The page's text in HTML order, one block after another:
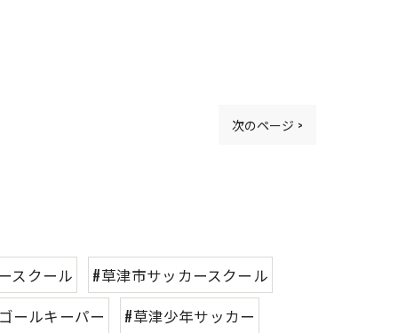
次のページ >
スクール
#草津市サッカースクール
ールキーパー
#草津少年サッカー